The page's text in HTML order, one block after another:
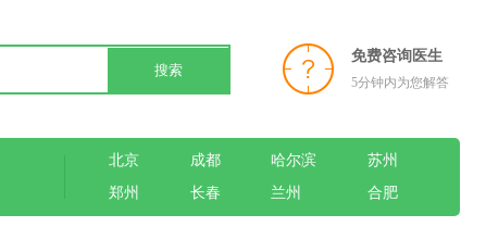
搜索
免费咨询医生
5分钟内为您解答
北京
郑州
成都
长春
哈尔滨
兰州
苏州
合肥